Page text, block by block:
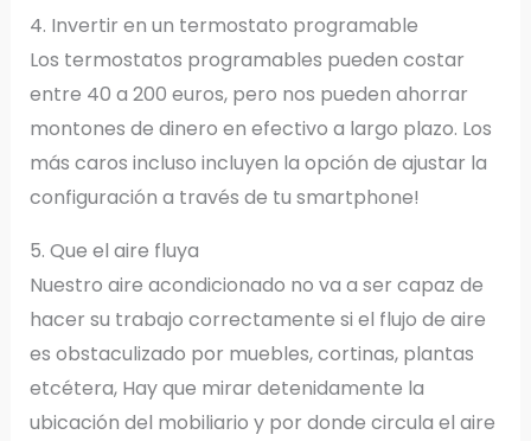
4. Invertir en un termostato programable
Los termostatos programables pueden costar
entre 40 a 200 euros, pero nos pueden ahorrar
montones de dinero en efectivo a largo plazo. Los
más caros incluso incluyen la opción de ajustar la
configuración a través de tu smartphone!
5. Que el aire fluya
Nuestro aire acondicionado no va a ser capaz de
hacer su trabajo correctamente si el flujo de aire
es obstaculizado por muebles, cortinas, plantas
etcétera, Hay que mirar detenidamente la
ubicación del mobiliario y por donde circula el aire